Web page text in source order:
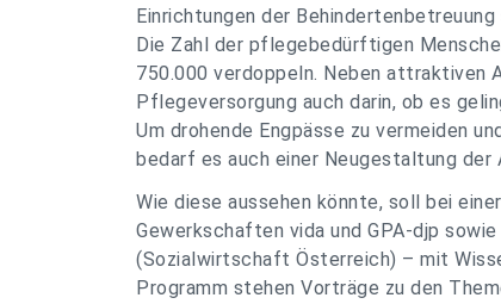
Einrichtungen der
Die Zahl der pflegebedürftigen
750.000 verdoppeln. Neben attraktiven
Pflegeversorgung auch darin, ob es
Um drohende Engpässe zu vermeiden
bedarf es auch einer Neugestaltung
Wie diese aussehen könnte, soll bei
Gewerkschaften vida und GPA-djp
(Sozialwirtschaft Österreich) – mit
Programm stehen Vorträge zu den